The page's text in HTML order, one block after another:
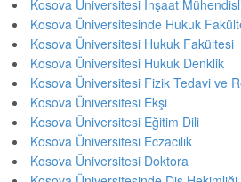
Kosova Üniversitesi İnşaat
Kosova Üniversitesinde Hukuk
Kosova Üniversitesi Hukuk Fakültesi
Kosova Üniversitesi Hukuk Denklik
Kosova Üniversitesi Fizik Tedavi ve
Kosova Üniversitesi Ekşi
Kosova Üniversitesi Eğitim Dili
Kosova Üniversitesi Eczacılık
Kosova Üniversitesi Doktora